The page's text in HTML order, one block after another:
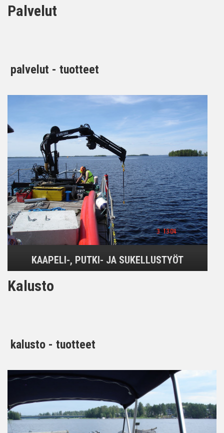
Palvelut
palvelut - tuotteet
KAAPELI-, PUTKI- JA SUKELLUSTYÖT
Kalusto
kalusto - tuotteet